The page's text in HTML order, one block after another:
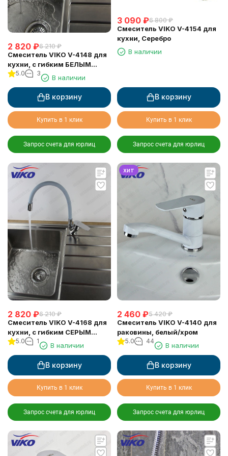
2 820 ₽6 210 ₽
Смеситель VIKO V-4148 для
кухни, с гибким БЕЛЫМ
изливом
5.0 3
В наличии
В корзину
Купить в 1 клик
Запрос счета для юрлиц
3 090 ₽6 800 ₽
Смеситель VIKO V-4154 для
кухни, Серебро
В наличии
В корзину
Купить в 1 клик
Запрос счета для юрлиц
2 820 ₽6 210 ₽
Смеситель VIKO V-4168 для
кухни, с гибким СЕРЫМ
изливом
5.0 1
В наличии
В корзину
Купить в 1 клик
Запрос счета для юрлиц
хит
2 460 ₽5 420 ₽
Смеситель VIKO V-4140 для
раковины, белый/хром
5.0 44
В наличии
В корзину
Купить в 1 клик
Запрос счета для юрлиц